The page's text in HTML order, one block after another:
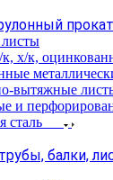
прокат
листы
х/к,
вытяжные
и
сталь
балки,